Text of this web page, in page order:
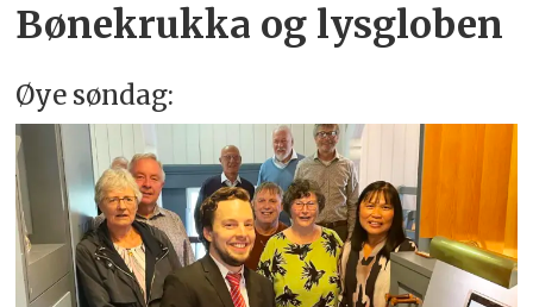
Bønekrukka og lysgloben
Øye søndag: